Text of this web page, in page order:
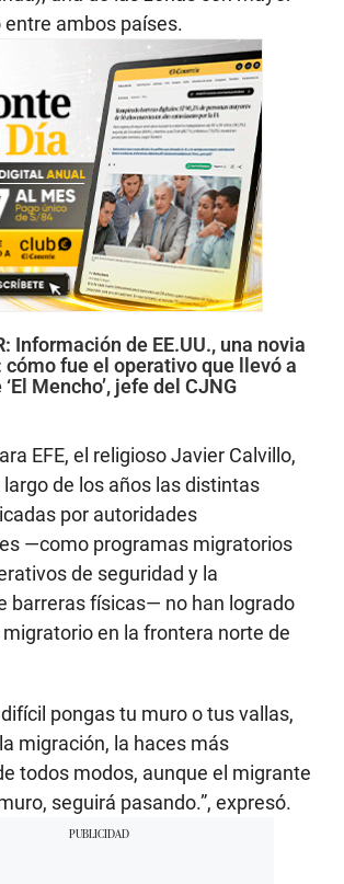
ambos países.
Información de EE.UU., una novia
cómo fue el operativo que llevó a
Mencho’, jefe del CJNG
EFE, el religioso Javier Calvillo,
de los años las distintas
por autoridades
—como programas migratorios
de seguridad y la
barreras físicas— no han logrado
en la frontera norte de
pongas tu muro o tus vallas,
migración, la haces más
todos modos, aunque el migrante
seguirá pasando.”, expresó.